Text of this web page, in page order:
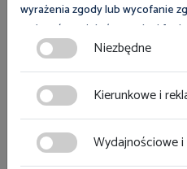
Zobacz
wyrażenia zgody lub wycofanie
wpłynąć na niektóre cechy i
Zgoda na pliki cookies jest
zmodyfikować w dowolnym
ciasteczka w lewym dolnym
znajdziesz w
Niezbędne
Kierunkowe i
Wydajnościowe